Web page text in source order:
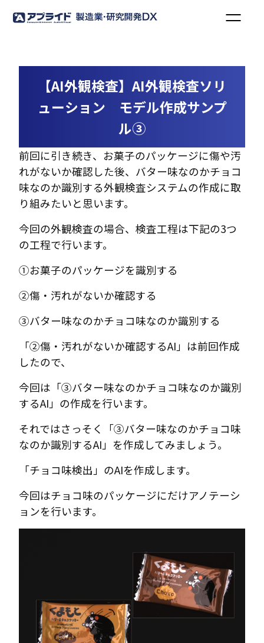
【AI外観検査】AI外観検査ソリ
ューション モデル作成サンプ
ル③
前回に引き続き、お菓子のパッケージに傷や汚
れがないか確認した後、バター味なのかチョコ
味なのか識別する外観検査システムの作成に取
り組みたいと思います。
今回の外観検査の場合、検査工程は下記の3つ
の工程で行います。
➀お菓子のパッケージを識別する
➁傷・汚れがないか確認する
➂バター味なのかチョコ味なのか識別する
「➁傷・汚れがないか確認するAI」は前回作成
したので、
今回は「➂バター味なのかチョコ味なのか識別
するAI」の作成を行います。
それではさっそく「➂バター味なのかチョコ味
なのか識別するAI」を作成してみましょう。
「チョコ味検出」のAIを作成します。
今回はチョコ味のパッケージにだけアノテーシ
ョンを行います。